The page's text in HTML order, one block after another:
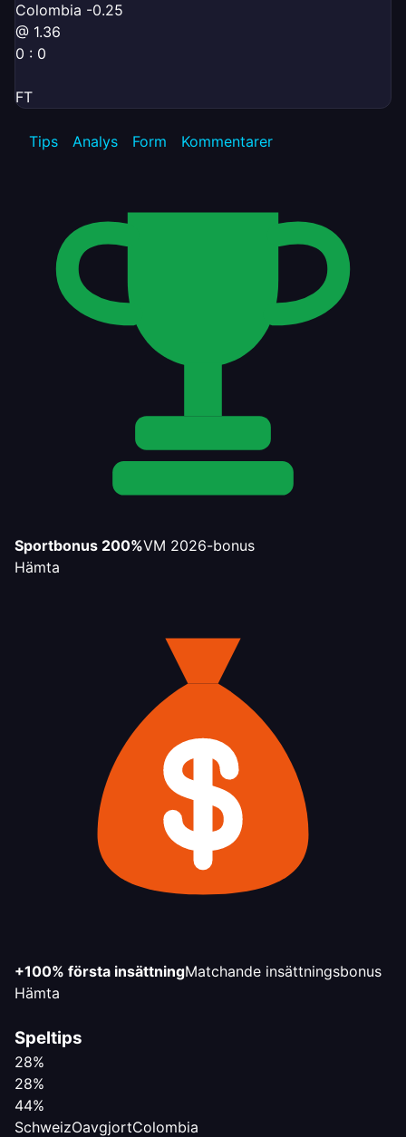
Colombia -0.25
@ 1.36
0 : 0
FT
Tips Analys Form Kommentarer
Sportbonus 200%VM 2026-bonus
Hämta
+100% första insättningMatchande insättningsbonus
Hämta
Speltips
28%
28%
44%
SchweizOavgjortColombia